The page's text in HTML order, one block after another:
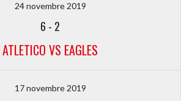
24 novembre 2019
6 - 2
ATLETICO VS EAGLES
17 novembre 2019